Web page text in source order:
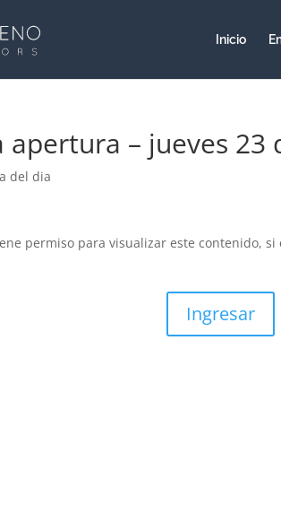
Inicio
apertura – jueves 23
del dia
permiso para visualizar este contenido,
Ingresar